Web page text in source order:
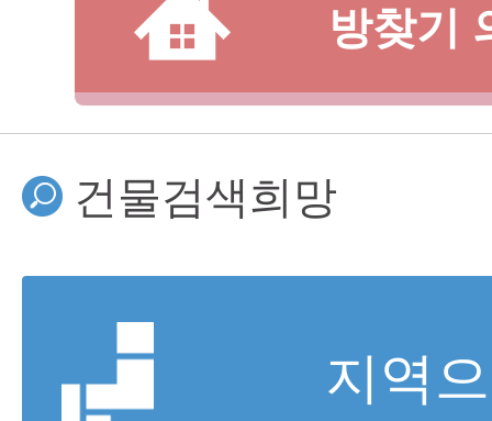
방찾기
건물검색희망
지역